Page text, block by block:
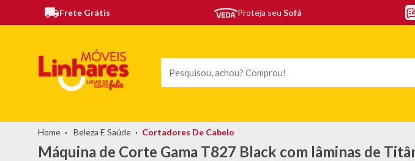
Frete Grátis Proteja seu Sofá
Beleza E Saúde Cortadores De Cabelo
Máquina de Corte Gama T827 Black com lâminas de